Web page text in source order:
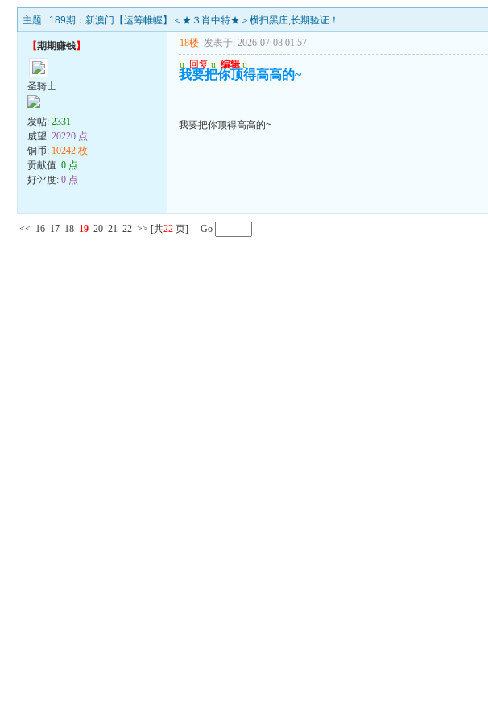
主题 : 189期：新澳门【运筹帷幄】＜★３肖中特★＞横扫黑庄,长期验证！
【期期赚钱】
圣骑士
发帖:2331
威望:20220 点
铜币: 10242 枚
贡献值:0 点
好评度:0 点
18楼 发表于: 2026-07-08 01:57
u 回复 u 编辑 u
我要把你顶得高高的~
我要把你顶得高高的~
<< 16 17 18 19 20 21 22 >> [共22 页] Go